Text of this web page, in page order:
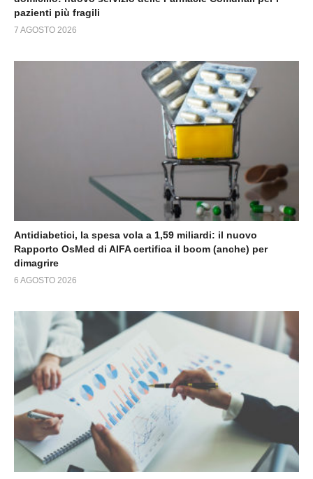
pazienti più fragili
7 AGOSTO 2026
Antidiabetici, la spesa vola a 1,59 miliardi: il nuovo
Rapporto OsMed di AIFA certifica il boom (anche) per
dimagrire
6 AGOSTO 2026